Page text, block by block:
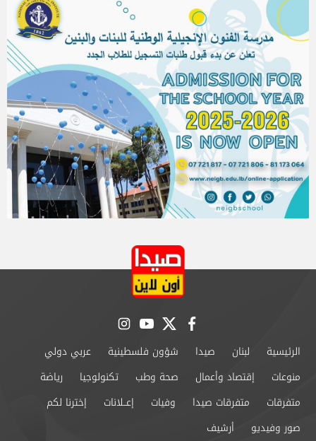
facebook
twitter
youtube
instagram
الرئيسية لبنان صيدا شؤون فلسطينية
عربي دولي
منوعات
إقتصاد وأعمال صحة وطب تكنولوجيا
رياضة
متفرقات
متفرقات صيدا وفيات إعــلانات
إخترنا لكم
صور وفيديو
أرشيف